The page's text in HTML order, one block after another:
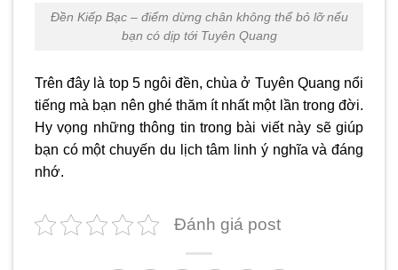
Đền Kiếp Bạc – điểm dừng chân không thể bỏ lỡ nếu
bạn có dịp tới Tuyên Quang
Trên đây là top 5 ngôi đền,chùa ở Tuyên Quang nổi
tiếng mà bạn nên ghé thăm ít nhất một lần trong đời.
Hy vọng những thông tin trong bài viết này sẽ giúp
bạn có một chuyến du lịch tâm linh ý nghĩa và đáng
nhớ.
Đánh giá post